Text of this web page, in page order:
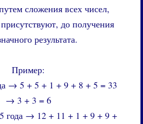
сложения всех чисел,
до получения
результата.
Пример:
→ 5 + 5 + 1 + 9 + 8 + 5 = 33
→ 3 + 3 = 6
года → 12 + 11 + 1 + 9 + 9 +